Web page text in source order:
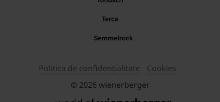
Politica de confidențialitate
Cookies
© 2026 wienerberger